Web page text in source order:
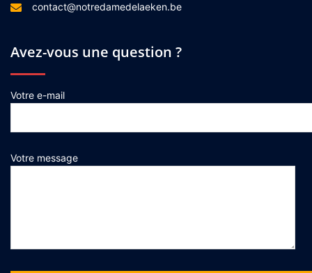
contact@notredamedelaeken.be
Avez-vous une question ?
Votre e-mail
Votre message